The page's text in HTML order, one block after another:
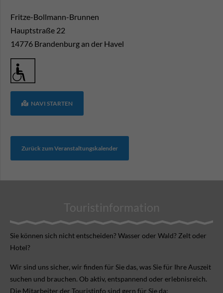
Fritze-Bollmann-Brunnen
Hauptstraße 22
14776 Brandenburg an der Havel
NAVI STARTEN
Zurück zum Veranstaltungskalender
Touristinformation
Sie können sich nicht ent­scheiden? Wasser oder Wald? Zelt oder
Hotel?
Wir sind uns sicher, wir finden für Sie das, was Sie für Ihre Aus­zeit
suchen und brauchen. Ob aktiv, ent­spannend oder erlebnis­reich.
Die Mitarbeiter der Touristinfo sind gern für Sie da: